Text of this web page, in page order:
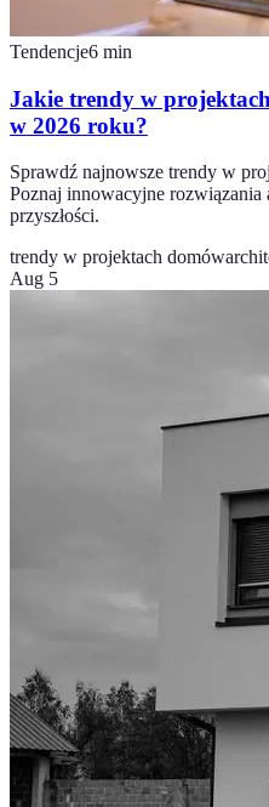
Tendencje6 min
Jakie trendy w
w 2026 roku?
Sprawdź najnowsze trendy w
Poznaj innowacyjne
przyszłości.
trendy w projektach domów
Aug 5